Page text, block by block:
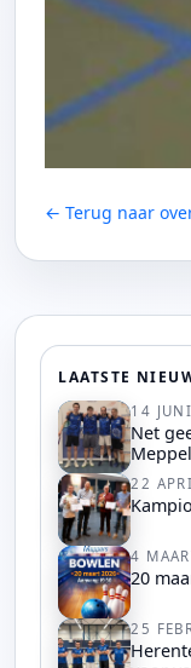
← Terug naar
LAATSTE
14
Net
22
4
20
25